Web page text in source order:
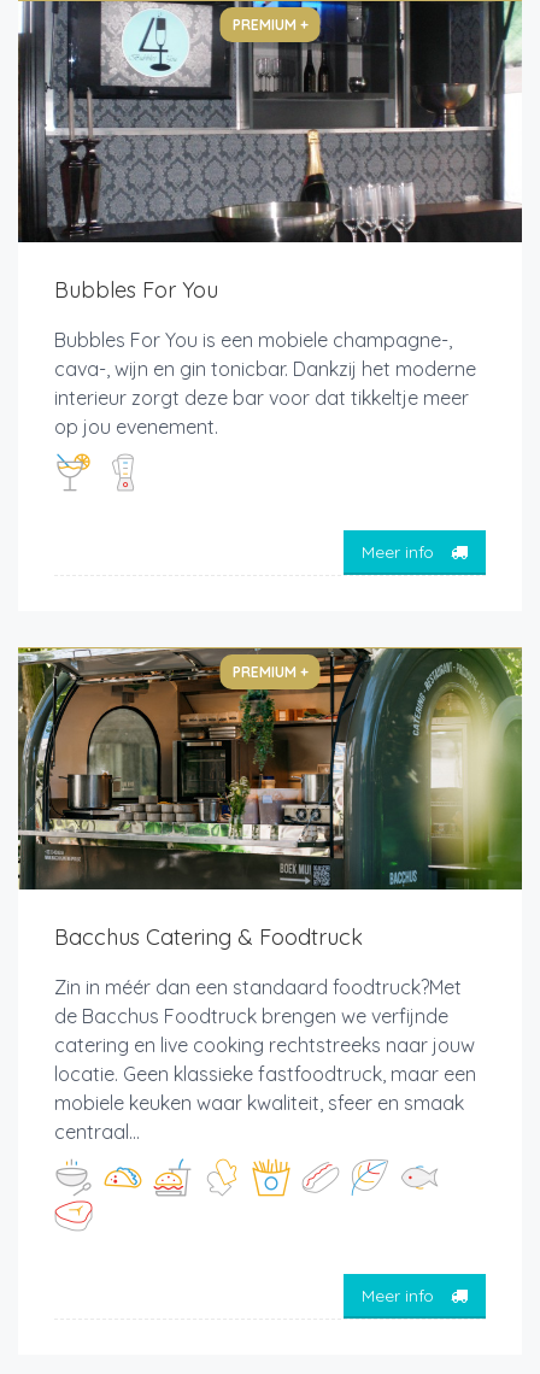
PREMIUM +
Bubbles For You
Bubbles For You is een mobiele champagne-,
cava-, wijn en gin tonicbar. Dankzij het moderne
interieur zorgt deze bar voor dat tikkeltje meer
op jou evenement.
Meer info
PREMIUM +
Bacchus Catering & Foodtruck
Zin in méér dan een standaard foodtruck?Met
de Bacchus Foodtruck brengen we verfijnde
catering en live cooking rechtstreeks naar jouw
locatie. Geen klassieke fastfoodtruck, maar een
mobiele keuken waar kwaliteit, sfeer en smaak
centraal...
Meer info